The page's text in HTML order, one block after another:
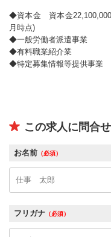
◆資本金 資本金
月時点)
◆一般労働者派遣事業
◆有料職業紹介業 11-
◆特定募集情報等提供事業
この求人に問合
お名前 （必須）
フリガナ （必須）